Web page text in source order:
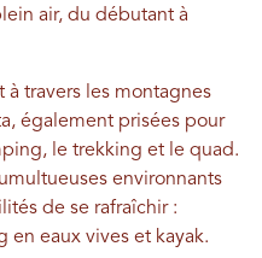
air, du débutant à
à travers les montagnes
également prisées pour
le trekking et le quad.
environnants
de se rafraîchir :
en eaux vives et kayak.